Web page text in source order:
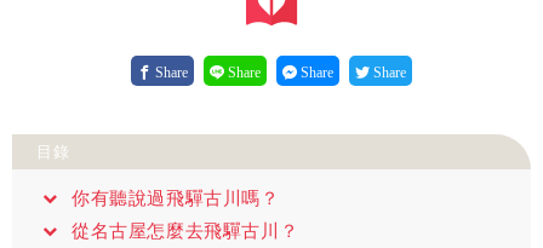
Share Share Share Share
目錄
你有聽說過飛驒古川嗎？
從名古屋怎麼去飛驒古川？